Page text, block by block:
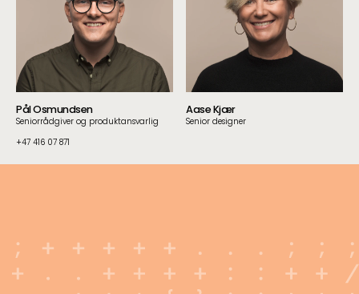
Pål Osmundsen
Seniorrådgiver og produktansvarlig
+47 416 07 871
Aase Kjær
Senior designer